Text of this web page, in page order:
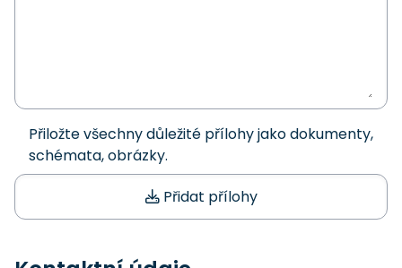
Přiložte všechny důležité přílohy jako dokumenty,
schémata, obrázky.
Přidat přílohy